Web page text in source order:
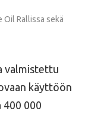
Rallissa sekä
valmistettu
käyttöön
400 000